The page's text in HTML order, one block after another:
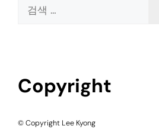
Copyright
© Copyright Lee Kyong